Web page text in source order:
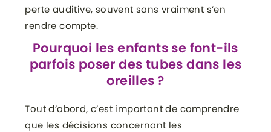
perte auditive, souvent sans vraiment s’en
rendre compte.
Pourquoi les enfants se font-ils
parfois poser des tubes dans les
oreilles ?
Tout d’abord, c’est important de comprendre
que les décisions concernant les